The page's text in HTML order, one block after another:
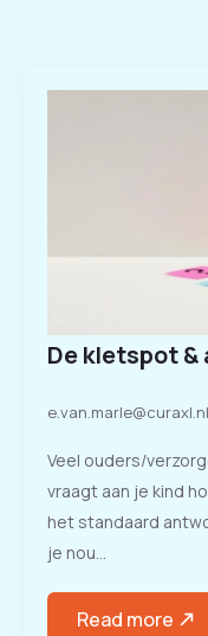
De kletspot
e.van.marle@curaxl.nl
Veel ouders/
vraagt aan je kind
het standaard
je nou…
Read more